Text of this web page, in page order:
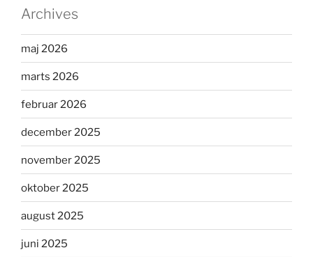
Archives
maj 2026
marts 2026
februar 2026
december 2025
november 2025
oktober 2025
august 2025
juni 2025